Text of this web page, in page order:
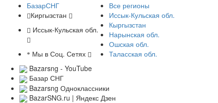
БазарСНГ
Киргызстан
Иссык-Кульская обл.
Мы в Соц. Сетях
Все регионы
Иссык-Кульская обл.
Кыргызстан
Нарынская обл.
Ошская обл.
Таласская обл.
Bazarsng - YouTube
Базар СНГ
Bazarsng Одноклассники
BazarSNG.ru | Яндекс Дзен